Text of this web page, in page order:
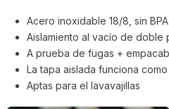
Acero inoxidable 18/8, sin BPA
Aislamiento al vacío de doble
A prueba de fugas +
La tapa aislada funciona
Aptas para el lavavajillas